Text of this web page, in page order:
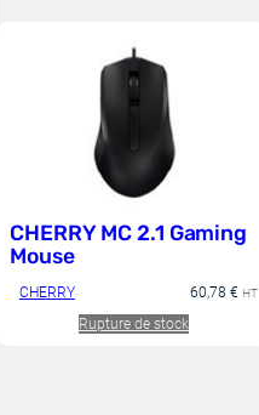
CHERRY MC 2.1 Gaming
Mouse
CHERRY 60,78 € HT
Rupture de stock